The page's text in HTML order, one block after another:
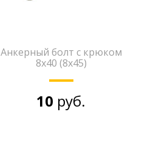
Анкерный болт с крюком
8х40 (8х45)
10 руб.